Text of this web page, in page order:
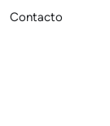
Contacto